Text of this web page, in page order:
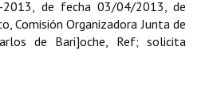
2013, de fecha 03/04/2013, de
Comisión Organizadora Junta de
de Bari]oche, Ref; solicita